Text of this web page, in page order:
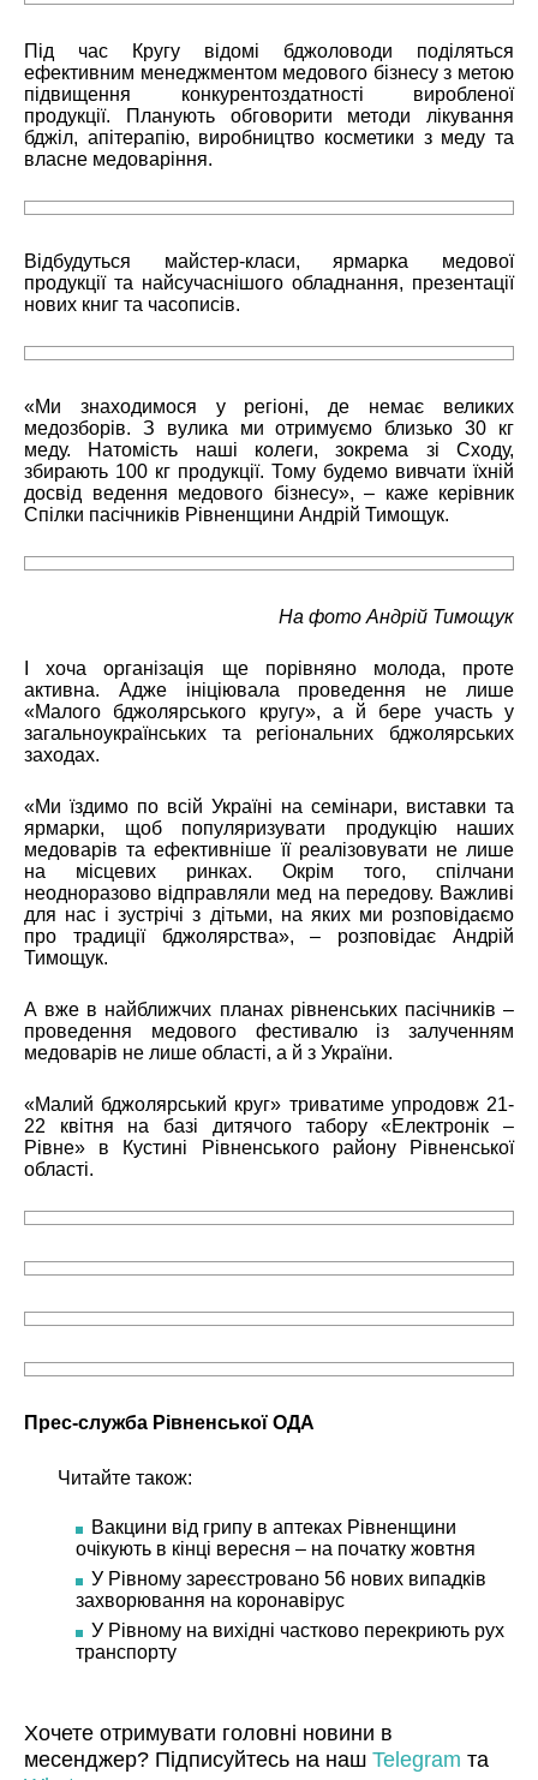
Під час Кругу відомі бджоловоди поділяться
ефективним менеджментом медового бізнесу з метою
підвищення конкурентоздатності виробленої
продукції. Планують обговорити методи лікування
бджіл, апітерапію, виробництво косметики з меду та
власне медоваріння.
Відбудуться майстер-класи, ярмарка медової
продукції та найсучаснішого обладнання, презентації
нових книг та часописів.
«Ми знаходимося у регіоні, де немає великих
медозборів. З вулика ми отримуємо близько 30 кг
меду. Натомість наші колеги, зокрема зі Сходу,
збирають 100 кг продукції. Тому будемо вивчати їхній
досвід ведення медового бізнесу», – каже керівник
Спілки пасічників Рівненщини Андрій Тимощук.
На фото Андрій Тимощук
І хоча організація ще порівняно молода, проте
активна. Адже ініціювала проведення не лише
«Малого бджолярського кругу», а й бере участь у
загальноукраїнських та регіональних бджолярських
заходах.
«Ми їздимо по всій Україні на семінари, виставки та
ярмарки, щоб популяризувати продукцію наших
медоварів та ефективніше її реалізовувати не лише
на місцевих ринках. Окрім того, спілчани
неодноразово відправляли мед на передову. Важливі
для нас і зустрічі з дітьми, на яких ми розповідаємо
про традиції бджолярства», – розповідає Андрій
Тимощук.
А вже в найближчих планах рівненських пасічників –
проведення медового фестивалю із залученням
медоварів не лише області, а й з України.
«Малий бджолярський круг» триватиме упродовж 21-
22 квітня на базі дитячого табору «Електронік –
Рівне» в Кустині Рівненського району Рівненської
області.
Прес-служба Рівненської ОДА
Читайте також:
Вакцини від грипу в аптеках Рівненщини
очікують в кінці вересня – на початку жовтня
У Рівному зареєстровано 56 нових випадків
захворювання на коронавірус
У Рівному на вихідні частково перекриють рух
транспорту
Хочете отримувати головні новини в
месенджер? Підписуйтесь на наш Telegram та